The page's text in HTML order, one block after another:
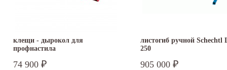
клещи - дырокол для
профнастила
74 900 ₽
листогиб ручной Schechtl
250
905 000 ₽